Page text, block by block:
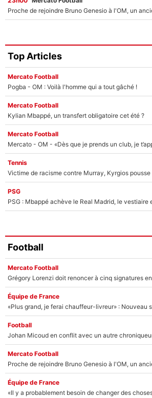
Top Articles
Mercato Football
Pogba - OM : Voilà l'homme qui a tout gâché !
Mercato Football
Kylian Mbappé, un transfert obligatoire cet été ?
Mercato Football
Tennis
PSG
PSG : Mbappé achève le Real Madrid, le vestiaire
Football
Mercato Football
Équipe de France
Football
Mercato Football
Équipe de France